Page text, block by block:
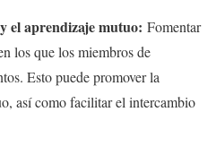
el aprendizaje mutuo: Fomentar
los que los miembros de
Esto puede promover la
así como facilitar el intercambio